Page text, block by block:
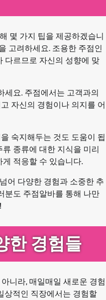
몇 가지 팁을 제공하겠습니
고려하세요. 조용한 주점인
다르므로 자신의 성향에 맞
세요. 주점에서는 고객과의
자신의 경험이나 의지를 어
숙지해두는 것도 도움이 됩
종류에 대한 지식을 미리
적응할 수 있습니다.
어 다양한 경험과 소중한 추
분도 주점알바를 통해 나만
한 경험들
니라, 매일매일 새로운 경험
상적인 직장에서는 경험할